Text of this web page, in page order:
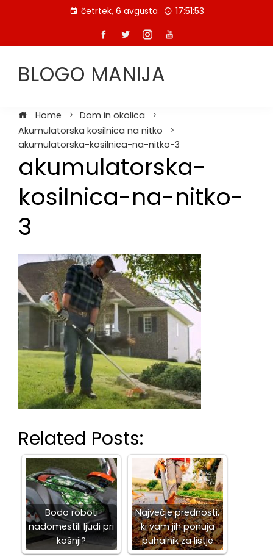
četrtek, 6 avgusta 17:51:53
BLOGO MANIJA
Home
Dom in okolica
Akumulatorska kosilnica na nitko
akumulatorska-kosilnica-na-nitko-3
akumulatorska-
kosilnica-na-nitko-
3
Related Posts:
Bodo roboti
nadomestili ljudi pri
košnji?
Največje prednosti,
ki vam jih ponuja
puhalnik za listje